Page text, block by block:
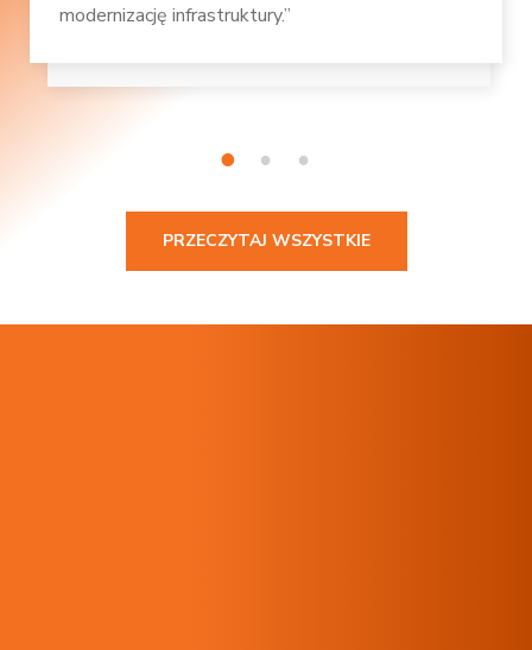
modernizację infrastruktury.”
1 2 3
PRZECZYTAJ WSZYSTKIE